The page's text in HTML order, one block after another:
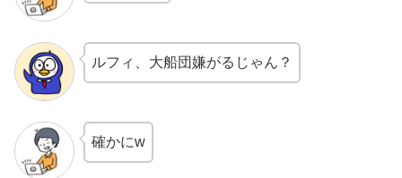
ルフィ、大船団嫌がるじゃん？
確かにw